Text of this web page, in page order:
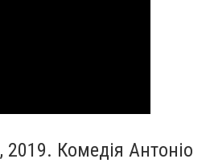
, 2019. Комедія Антоніо